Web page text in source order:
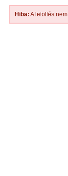
Hiba: A letöltés